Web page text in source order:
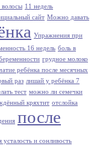
волосы 11 недель
сайт Можно давать
Упражнения при
16 недель боль в
грудное молоко
ребёнка после месячных
раз лишай у ребёнка 7
тест можно ли семечки
кряхтит отслойка
после
усталость и сонливость